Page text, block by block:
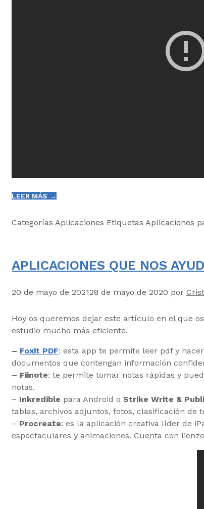
LEER MÁS →
Categorías Aplicaciones Etiquetas Aplicaciones
APLICACIONES QUE NOS
20 de mayo de 202128 de mayo de 2020 por
Hoy os queremos dejar este artículo en el que
estudio mucho más eficiente.
– Foxit PDF: esta app te permite leer pdf y
documentos que contengan información
– Fiinote: te permite tomar notas rápidas y
notas.
– Inkredible para Android o Strike Write &
tablas, archivos adjuntos, fotos, clasificación de
– Procreate: es la aplicación creativa líder de
espectaculares y animaciones. Cuenta con